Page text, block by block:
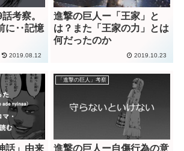
考察。
に‥記憶
2019.08.12
進撃の巨人ー「王家」と
は？また「王家の力」とは
何だったのか
2019.10.23
話」由来
「進撃の巨人」考察
進撃の巨人ー自傷行為の意